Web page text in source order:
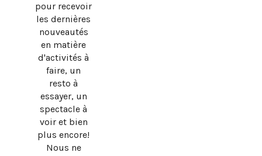
pour recevoir
les dernières
nouveautés
en matière
d'activités à
faire, un
resto à
essayer, un
spectacle à
voir et bien
plus encore!
Nous ne
SUBWAY QUÉBEC : LE RETOUR OFFICIEL DU PAIN PLAT